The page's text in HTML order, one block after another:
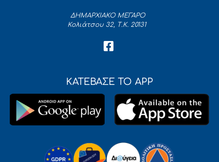
ΔΗΜΑΡΧΙΑΚΟ ΜΕΓΑΡΟ
Κολιάτσου 32, Τ.Κ. 20131
ΚΑΤΕΒΑΣΕ ΤΟ APP